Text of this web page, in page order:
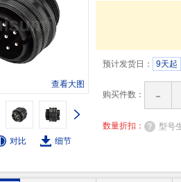
查看大图
对比
细节
预计发货日： 9天起
购买件数： -
数量折扣： 型号